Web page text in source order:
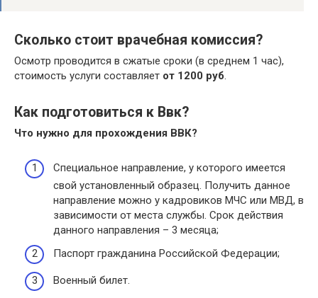
Сколько стоит врачебная комиссия?
Осмотр проводится в сжатые сроки (в среднем 1 час),
стоимость услуги составляет от 1200 руб.
Как подготовиться к Ввк?
Что нужно для прохождения ВВК?
Специальное направление, у которого имеется
свой установленный образец. Получить данное
направление можно у кадровиков МЧС или МВД, в
зависимости от места службы. Срок действия
данного направления – 3 месяца;
Паспорт гражданина Российской Федерации;
Военный билет.